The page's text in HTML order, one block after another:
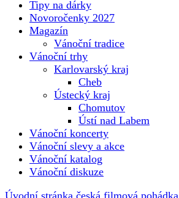
Tipy na dárky
Novoročenky 2027
Magazín
Vánoční tradice
Vánoční trhy
Karlovarský kraj
Cheb
Ústecký kraj
Chomutov
Ústí nad Labem
Vánoční koncerty
Vánoční slevy a akce
Vánoční katalog
Vánoční diskuze
Úvodní stránka česká filmová pohádka